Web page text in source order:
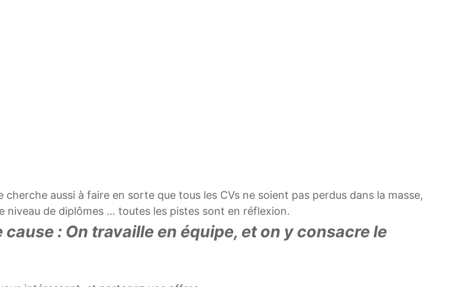
aussi à faire en sorte que tous les CVs ne soient pas perdus dans la masse,
niveau de diplômes … toutes les pistes sont en réflexion.
: On travaille en équipe, et on y consacre le